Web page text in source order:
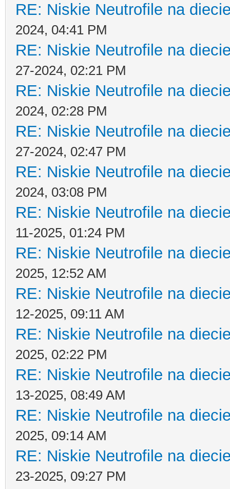
RE: Niskie Neutrofile na
2024, 04:41 PM
RE: Niskie Neutrofile na
27-2024, 02:21 PM
RE: Niskie Neutrofile na
2024, 02:28 PM
RE: Niskie Neutrofile na
27-2024, 02:47 PM
RE: Niskie Neutrofile na
2024, 03:08 PM
RE: Niskie Neutrofile na
11-2025, 01:24 PM
RE: Niskie Neutrofile na
2025, 12:52 AM
RE: Niskie Neutrofile na
12-2025, 09:11 AM
RE: Niskie Neutrofile na
2025, 02:22 PM
RE: Niskie Neutrofile na
13-2025, 08:49 AM
RE: Niskie Neutrofile na
2025, 09:14 AM
RE: Niskie Neutrofile na
23-2025, 09:27 PM